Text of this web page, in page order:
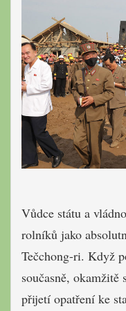
Vůdce státu a
rolníků jako
Tečchong-ri. Když
současně,
přijetí opatření ke